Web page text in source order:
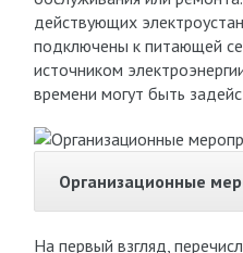
действующих
подключены к питающей
источником
времени могут быть
Организационные
На первый взгляд,